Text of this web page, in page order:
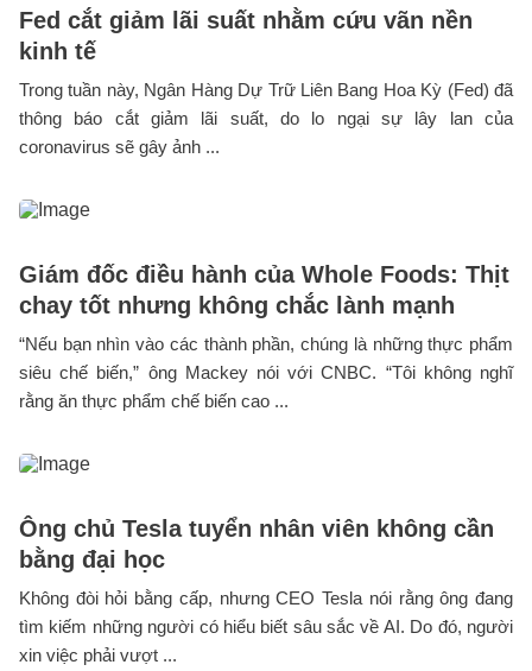
Fed cắt giảm lãi suất nhằm cứu vãn nền
kinh tế
Trong tuần này, Ngân Hàng Dự Trữ Liên Bang Hoa Kỳ (Fed) đã
thông báo cắt giảm lãi suất, do lo ngại sự lây lan của
coronavirus sẽ gây ảnh ...
Giám đốc điều hành của Whole Foods: Thịt
chay tốt nhưng không chắc lành mạnh
“Nếu bạn nhìn vào các thành phần, chúng là những thực phẩm
siêu chế biến,” ông Mackey nói với CNBC. “Tôi không nghĩ
rằng ăn thực phẩm chế biến cao ...
Ông chủ Tesla tuyển nhân viên không cần
bằng đại học
Không đòi hỏi bằng cấp, nhưng CEO Tesla nói rằng ông đang
tìm kiếm những người có hiểu biết sâu sắc về AI. Do đó, người
xin việc phải vượt ...